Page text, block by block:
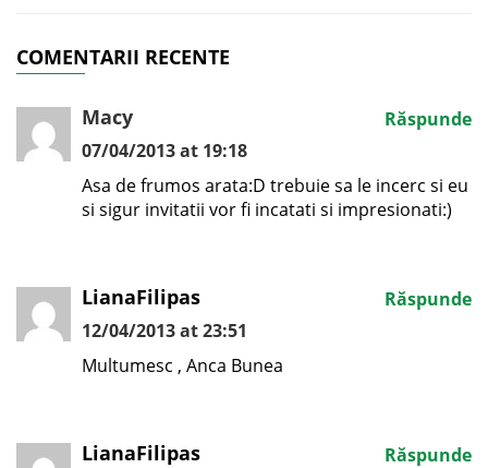
COMENTARII RECENTE
Macy
07/04/2013 at 19:18
Asa de frumos arata:D trebuie sa le incerc si eu
si sigur invitatii vor fi incatati si impresionati:)
Răspunde
LianaFilipas
12/04/2013 at 23:51
Multumesc , Anca Bunea
Răspunde
LianaFilipas Răspunde